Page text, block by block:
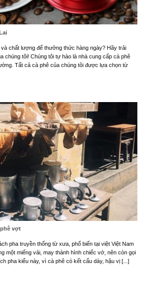
và chất lượng để thưởng thức hàng ngày? Hãy trải
chúng tôi! Chúng tôi tự hào là nhà cung cấp cà phê
Tất cả cà phê của chúng tôi được lựa chọn từ
vợt
pha truyền thống từ xưa, phổ biến tại việt Việt Nam
một miếng vải, may thành hình chiếc vớ, nên còn gọi
pha kiểu này, vì cà phê có kết cấu dày, hậu vị [...]